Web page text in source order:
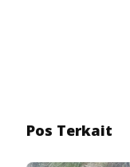
Pos Terkait